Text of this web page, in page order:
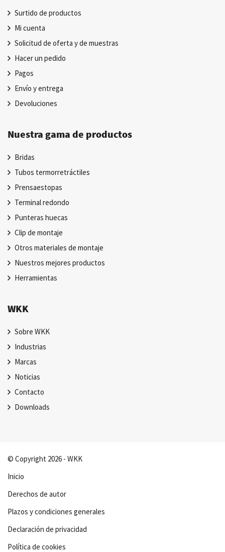
Surtido de productos
Mi cuenta
Solicitud de oferta y de muestras
Hacer un pedido
Pagos
Envío y entrega
Devoluciones
Nuestra gama de productos
Bridas
Tubos termorretráctiles
Prensaestopas
Terminal redondo
Punteras huecas
Clip de montaje
Otros materiales de montaje
Nuestros mejores productos
Herramientas
WKK
Sobre WKK
Industrias
Marcas
Noticias
Contacto
Downloads
© Copyright 2026 - WKK
Inicio
Derechos de autor
Plazos y condiciones generales
Declaración de privacidad
Política de cookies